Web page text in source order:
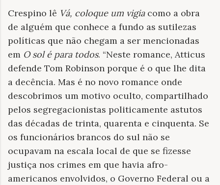
Crespino lê Vá, coloque um vigiacomo a obra
de alguém que conhece a fundo as sutilezas
políticas que não chegam a ser mencionadas
em O sol é para todos. “Neste romance, Atticus
defende Tom Robinson porque é o que lhe dita
a decência. Mas é no novo romance onde
descobrimos um motivo oculto, compartilhado
pelos segregacionistas politicamente astutos
das décadas de trinta, quarenta e cinquenta. Se
os funcionários brancos do sul não se
ocupavam na escala local de que se fizesse
justiça nos crimes em que havia afro-
americanos envolvidos, o Governo Federal ou a